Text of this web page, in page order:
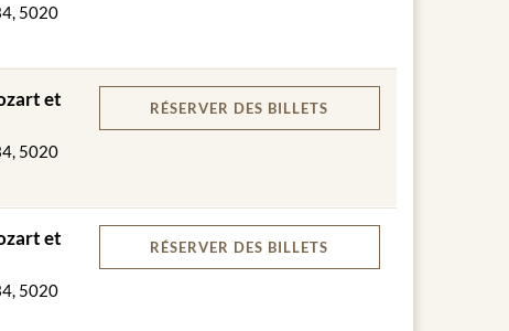
favorables, le dîner VIP est servi sur la terrasse
/ 1 café
5020
et
5020
RÉSERVER DES BILLETS
et
5020
RÉSERVER DES BILLETS